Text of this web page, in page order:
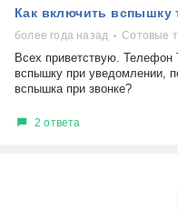
Как включить вспышку
более года назад Сотовые
Всех приветствую. Телефон
вспышку при уведомлении,
вспышка при звонке?
2 ответа